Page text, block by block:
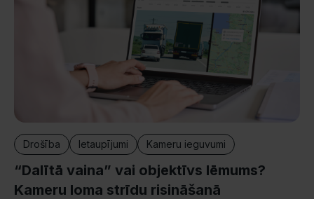
Drošība Ietaupījumi Kameru ieguvumi
“Dalītā vaina” vai objektīvs lēmums?
Kameru loma strīdu risināšanā